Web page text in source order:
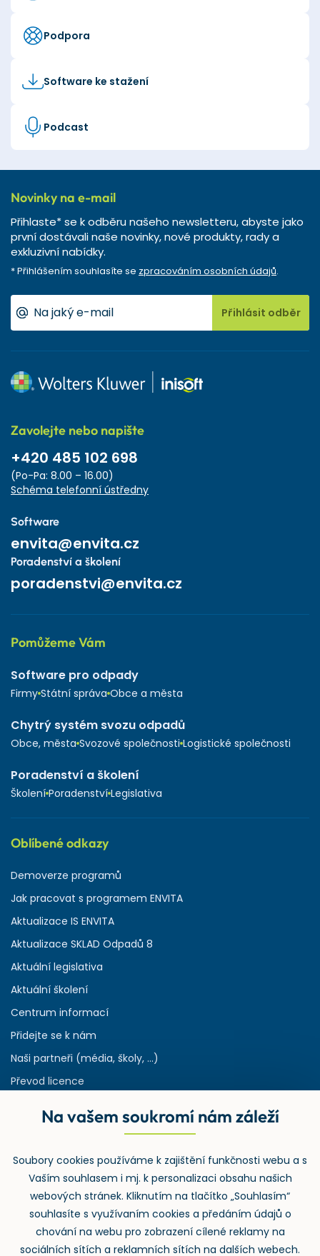
Podpora
Software ke stažení
Podcast
Novinky na e-mail
Přihlaste* se k odběru našeho newsletteru, abyste jako
první dostávali naše novinky, nové produkty, rady a
exkluzivní nabídky.
* Přihlášením souhlasíte se zpracováním osobních údajů.
Přihlásit odběr
Zavolejte nebo napište
+420 485 102 698
(Po-Pa: 8.00 – 16.00)
Schéma telefonní ústředny
Software
envita@envita.cz
Poradenství a školení
poradenstvi@envita.cz
Pomůžeme Vám
Software pro odpady
Firmy Státní správa Obce a města
Chytrý systém svozu odpadů
Obce, města Svozové společnosti Logistické společnosti
Poradenství a školení
Školení Poradenství Legislativa
Oblíbené odkazy
Demoverze programů
Jak pracovat s programem ENVITA
Aktualizace IS ENVITA
Aktualizace SKLAD Odpadů 8
Aktuální legislativa
Aktuální školení
Centrum informací
Přidejte se k nám
Naši partneři (média, školy, ...)
Převod licence
Rejstřík používaných zkratek v odpadech
Zpětný odběr
Na vašem soukromí nám záleží
Soubory cookies používáme k zajištění funkčnosti webu a s
Vaším souhlasem i mj. k personalizaci obsahu našich
webových stránek. Kliknutím na tlačítko „Souhlasím“
souhlasíte s využívaním cookies a předáním údajů o
chování na webu pro zobrazení cílené reklamy na
sociálních sítích a reklamních sítích na dalších webech.